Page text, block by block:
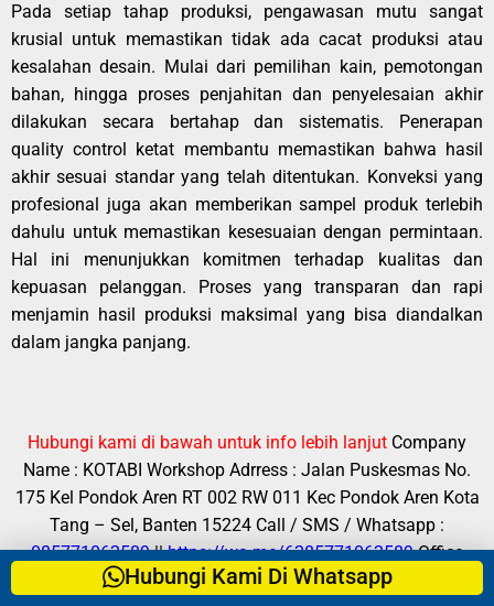
Hubungi Kami Di Whatsapp
Pada setiap tahap produksi, pengawasan mutu sangat
krusial untuk memastikan tidak ada cacat produksi atau
kesalahan desain. Mulai dari pemilihan kain, pemotongan
bahan, hingga proses penjahitan dan penyelesaian akhir
dilakukan secara bertahap dan sistematis. Penerapan
quality control ketat membantu memastikan bahwa hasil
akhir sesuai standar yang telah ditentukan. Konveksi yang
profesional juga akan memberikan sampel produk terlebih
dahulu untuk memastikan kesesuaian dengan permintaan.
Hal ini menunjukkan komitmen terhadap kualitas dan
kepuasan pelanggan. Proses yang transparan dan rapi
menjamin hasil produksi maksimal yang bisa diandalkan
dalam jangka panjang.
Hubungi kami di bawah untuk info lebih lanjut Company
Name : KOTABI Workshop Adrress : Jalan Puskesmas No.
175 Kel Pondok Aren RT 002 RW 011 Kec Pondok Aren Kota
Tang – Sel, Banten 15224 Call / SMS / Whatsapp :
085771062589||https://wa.me/6285771062589 Office
Time : Senin – Sabtu (08.00 – 17.00) Fast respon silahkan